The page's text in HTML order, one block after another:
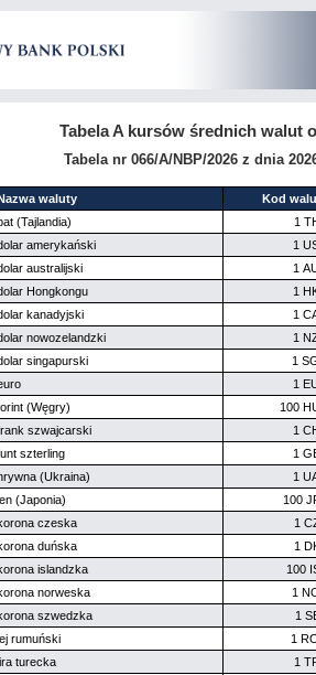
Tabela A kursów średnich walut
Tabela nr 066/A/NBP/2026 z dnia
waluty Kod
(Tajlandia)
1
amerykański
1
australijski
1
Hongkongu
1
kanadyjski
1
nowozelandzki
1
singapurski
1
1
(Węgry)
100
szwajcarski
1
szterling
1
(Ukraina)
1
(Japonia)
100
czeska
1
duńska
1
islandzka
100
norweska
1
szwedzka
1
rumuński
1
turecka
1